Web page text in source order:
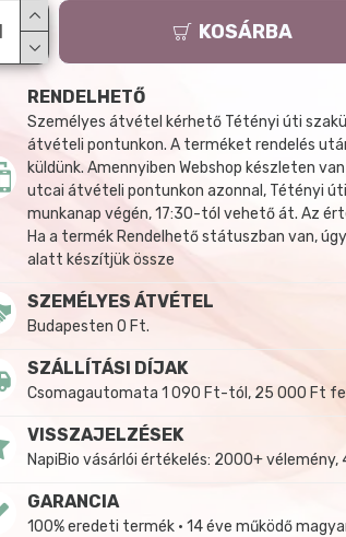
KOSÁRBA
RENDELHETŐ
Személyes átvétel kérhető Tétényi úti
átvételi pontunkon. A terméket rendelés
küldünk. Amennyiben Webshop készleten
utcai átvételi pontunkon azonnal, Tétényi
munkanap végén, 17:30-tól vehető át. Az
Ha a termék Rendelhető státuszban van,
alatt készítjük össze
SZEMÉLYES ÁTVÉTEL
Budapesten 0 Ft.
SZÁLLÍTÁSI DÍJAK
Csomagautomata 1 090 Ft-tól, 25 000 Ft
VISSZAJELZÉSEK
NapiBio vásárlói értékelés: 2000+ vélemény,
GARANCIA
100% eredeti termék • 14 éve működő